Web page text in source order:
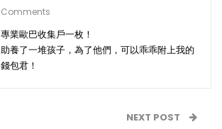
Comments
專業歐巴收集戶一枚！
助養了一堆孩子，為了他們，可以乖乖附上我的
錢包君！
NEXT POST